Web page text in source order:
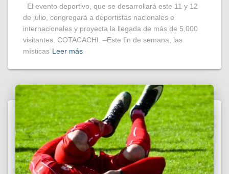
El evento deportivo, que se desarrollará este 11 y 12
de julio, congregará a deportistas nacionales e
internacionales y proyecta la llegada de más de 5,000
visitantes. COTACACHI. –Este fin de semana, las
místicas Leer más